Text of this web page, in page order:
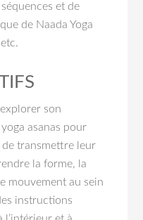
et de
de Naada Yoga
son
asanas pour
transmettre leur
la forme, la
mouvement au sein
instructions